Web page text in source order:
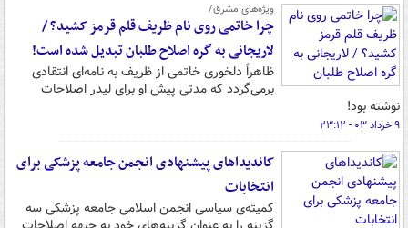
ویژه‌های مشرق/
چرا خاتمی روی نام ظریف قلم قرمز کشید؟ /
لاریجانی به گره اصلاح طلبان تبدیل شده است!
ظاهراً دلخوری خاتمی از ظریف به نامه‌ای انتقادی
برمی‌گردد که مدتی پیش او برای لیدر اصلاحات
نوشته بود!
۹ خرداد ۰۳ - ۲۳:۱۲
کاندیداهای پیشنهادی انجمن جامعه پزشکی برای
انتخابات
کمیته‌ی سیاسی انجمن اسلامی جامعه پزشکی سه